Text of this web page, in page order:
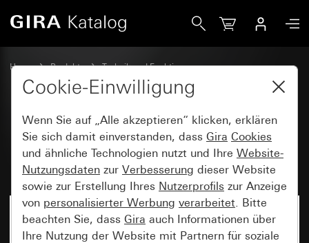
Home Produkte
Technik und Funktionen
System 3000, DALI, sonstige Elektronik
RF Multi Bedienaufsatz 1fach
Heizmodus für KNX
Cookie-Einwilligung
Wenn Sie auf „Alle akzeptieren“ klicken, erklären
Sie sich damit einverstanden, dass Gira Cookies
und ähnliche Technologien nutzt und Ihre Website-
Nutzungsdaten zur Verbesserung dieser Website
sowie zur Erstellung Ihres Nutzerprofils zur Anzeige
von personalisierter Werbung verarbeitet. Bitte
beachten Sie, dass Gira auch Informationen über
Ihre Nutzung der Website mit Partnern für soziale